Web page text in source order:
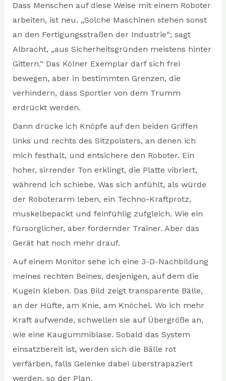
Dass Menschen auf diese Weise mit einem Roboter
arbeiten, ist neu. „Solche Maschinen stehen sonst
an den Fertigungsstraßen der Industrie“; sagt
Albracht, „aus Sicherheitsgründen meistens hinter
Gittern.“ Das Kölner Exemplar darf sich frei
bewegen, aber in bestimmten Grenzen, die
verhindern, dass Sportler von dem Trumm
erdrückt werden.
Dann drücke ich Knöpfe auf den beiden Griffen
links und rechts des Sitzpolsters, an denen ich
mich festhalt, und entsichere den Roboter. Ein
hoher, sirrender Ton erklingt, die Platte vibriert,
während ich schiebe. Was sich anfühlt, als würde
der Roboterarm leben, ein Techno-Kraftprotz,
muskelbepackt und feinfühlig zufgleich. Wie ein
fürsorglicher, aber fordernder Trainer. Aber das
Gerät hat noch mehr drauf.
Auf einem Monitor sehe ich eine 3-D-Nachbildung
meines rechten Beines, desjenigen, auf dem die
Kugeln kleben. Das Bild zeigt transparente Bälle,
an der Hüfte, am Knie, am Knöchel. Wo ich mehr
Kraft aufwende, schwellen sie auf Übergröße an,
wie eine Kaugummiblase. Sobald das System
einsatzbereit ist, werden sich die Bälle rot
verfärben, falls Gelenke dabei überstrapaziert
werden, so der Plan.